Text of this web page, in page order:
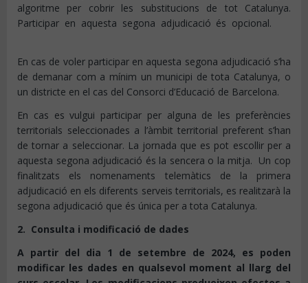
algoritme per cobrir les substitucions de tot Catalunya.
Participar en aquesta segona adjudicació és opcional.
En cas de voler participar en aquesta segona adjudicació s’ha
de demanar com a mínim un municipi de tota Catalunya, o
un districte en el cas del Consorci d’Educació de Barcelona.
En cas es vulgui participar per alguna de les preferències
territorials seleccionades a l’àmbit territorial preferent s’han
de tornar a seleccionar. La jornada que es pot escollir per a
aquesta segona adjudicació és la sencera o la mitja. Un cop
finalitzats els nomenaments telemàtics de la primera
adjudicació en els diferents serveis territorials, es realitzarà la
segona adjudicació que és única per a tota Catalunya.
2. Consulta i modificació de dades
A partir del dia 1 de setembre de 2024, es poden
modificar les dades en qualsevol moment al llarg del